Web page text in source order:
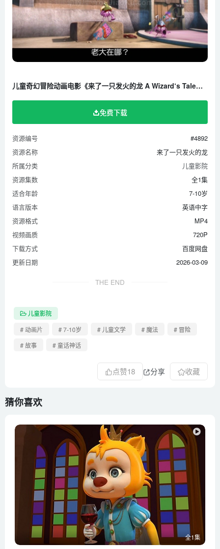
儿童奇幻冒险动画电影《来了一只发火的龙 A Wizard‘s Tale》全1集 英语中字 720P/MP4/1.30G 百度云网盘下载
免费下载
资源编号
#4892
资源名称
来了一只发火的龙
所属分类
儿童影院
资源集数
全1集
适合年龄
7-10岁
语言版本
英语中字
资源格式
MP4
视频画质
720P
下载方式
百度网盘
更新日期
2026-03-09
THE END
儿童影院
# 动画片
# 7-10岁 # 儿童文学 # 魔法
# 冒险
# 故事
# 童话神话
点赞18 分享 收藏
猜你喜欢
全1集